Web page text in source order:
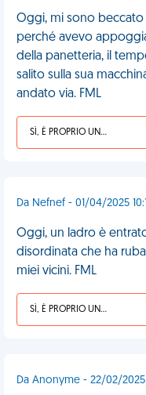
Oggi, mi sono beccato
perché avevo
della panetteria, il
salito sulla sua
andato via. FML
SÌ, È PROPRIO UNA VDM!
Da Nefnef - 01/04/2025
Oggi, un ladro è
disordinata che ha
miei vicini. FML
SÌ, È PROPRIO UNA VDM!
Da Anonyme - 22/02/2025